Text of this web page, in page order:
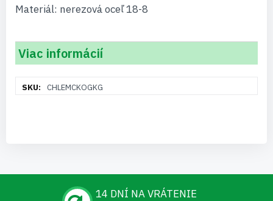
Materiál: nerezová oceľ 18-8
Viac informácií
informáciíCHLEMCKOGKG
14 DNÍ NA VRÁTENIE